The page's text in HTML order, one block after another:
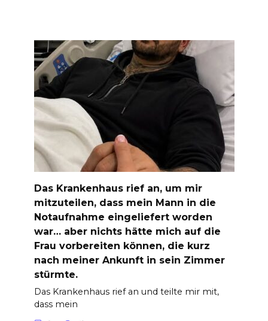
Das Krankenhaus rief an, um mir
mitzuteilen, dass mein Mann in die
Notaufnahme eingeliefert worden
war… aber nichts hätte mich auf die
Frau vorbereiten können, die kurz
nach meiner Ankunft in sein Zimmer
stürmte.
Das Krankenhaus rief an und teilte mir mit,
dass mein